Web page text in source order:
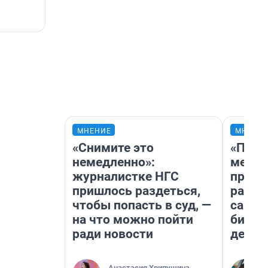
МНЕНИЕ
«Снимите это
немедленно»:
журналистке НГС
пришлось раздеться,
чтобы попасть в суд, —
на что можно пойти
ради новости